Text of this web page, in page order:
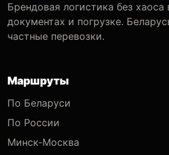
Брендовая логистика без хаоса
документах и погрузке.
частные перевозки.
Маршруты
По Беларуси
По России
Минск-Москва